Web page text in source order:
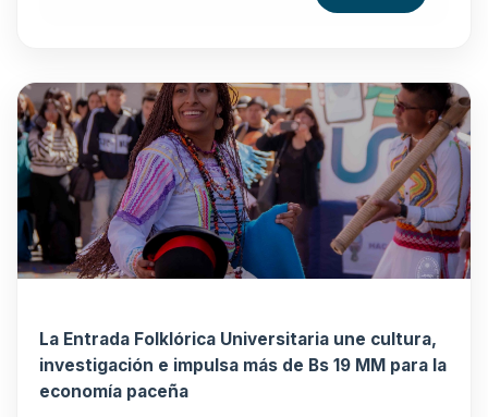
La Entrada Folklórica Universitaria une cultura,
investigación e impulsa más de Bs 19 MM para la
economía paceña